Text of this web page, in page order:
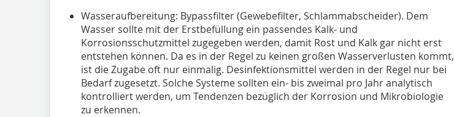
Wasseraufbereitung: Bypassfilter (Gewebefilter, Schlammabscheider). Dem
Wasser sollte mit der Erstbefüllung ein passendes Kalk- und
Korrosionsschutzmittel zugegeben werden, damit Rost und Kalk gar nicht erst
entstehen können. Da es in der Regel zu keinen großen Wasserverlusten kommt,
ist die Zugabe oft nur einmalig. Desinfektionsmittel werden in der Regel nur bei
Bedarf zugesetzt. Solche Systeme sollten ein- bis zweimal pro Jahr analytisch
kontrolliert werden, um Tendenzen bezüglich der Korrosion und Mikrobiologie
zu erkennen.